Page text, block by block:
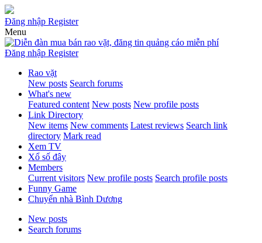
Đăng nhập Register
Menu
Đăng nhập Register
Rao vặt
New posts Search forums
What's new
Featured content New posts New profile posts
Link Directory
New items New comments Latest reviews Search link
directory Mark read
Xem TV
Xổ số đây
Members
Current visitors New profile posts Search profile posts
Funny Game
Chuyển nhà Bình Dương
New posts
Search forums